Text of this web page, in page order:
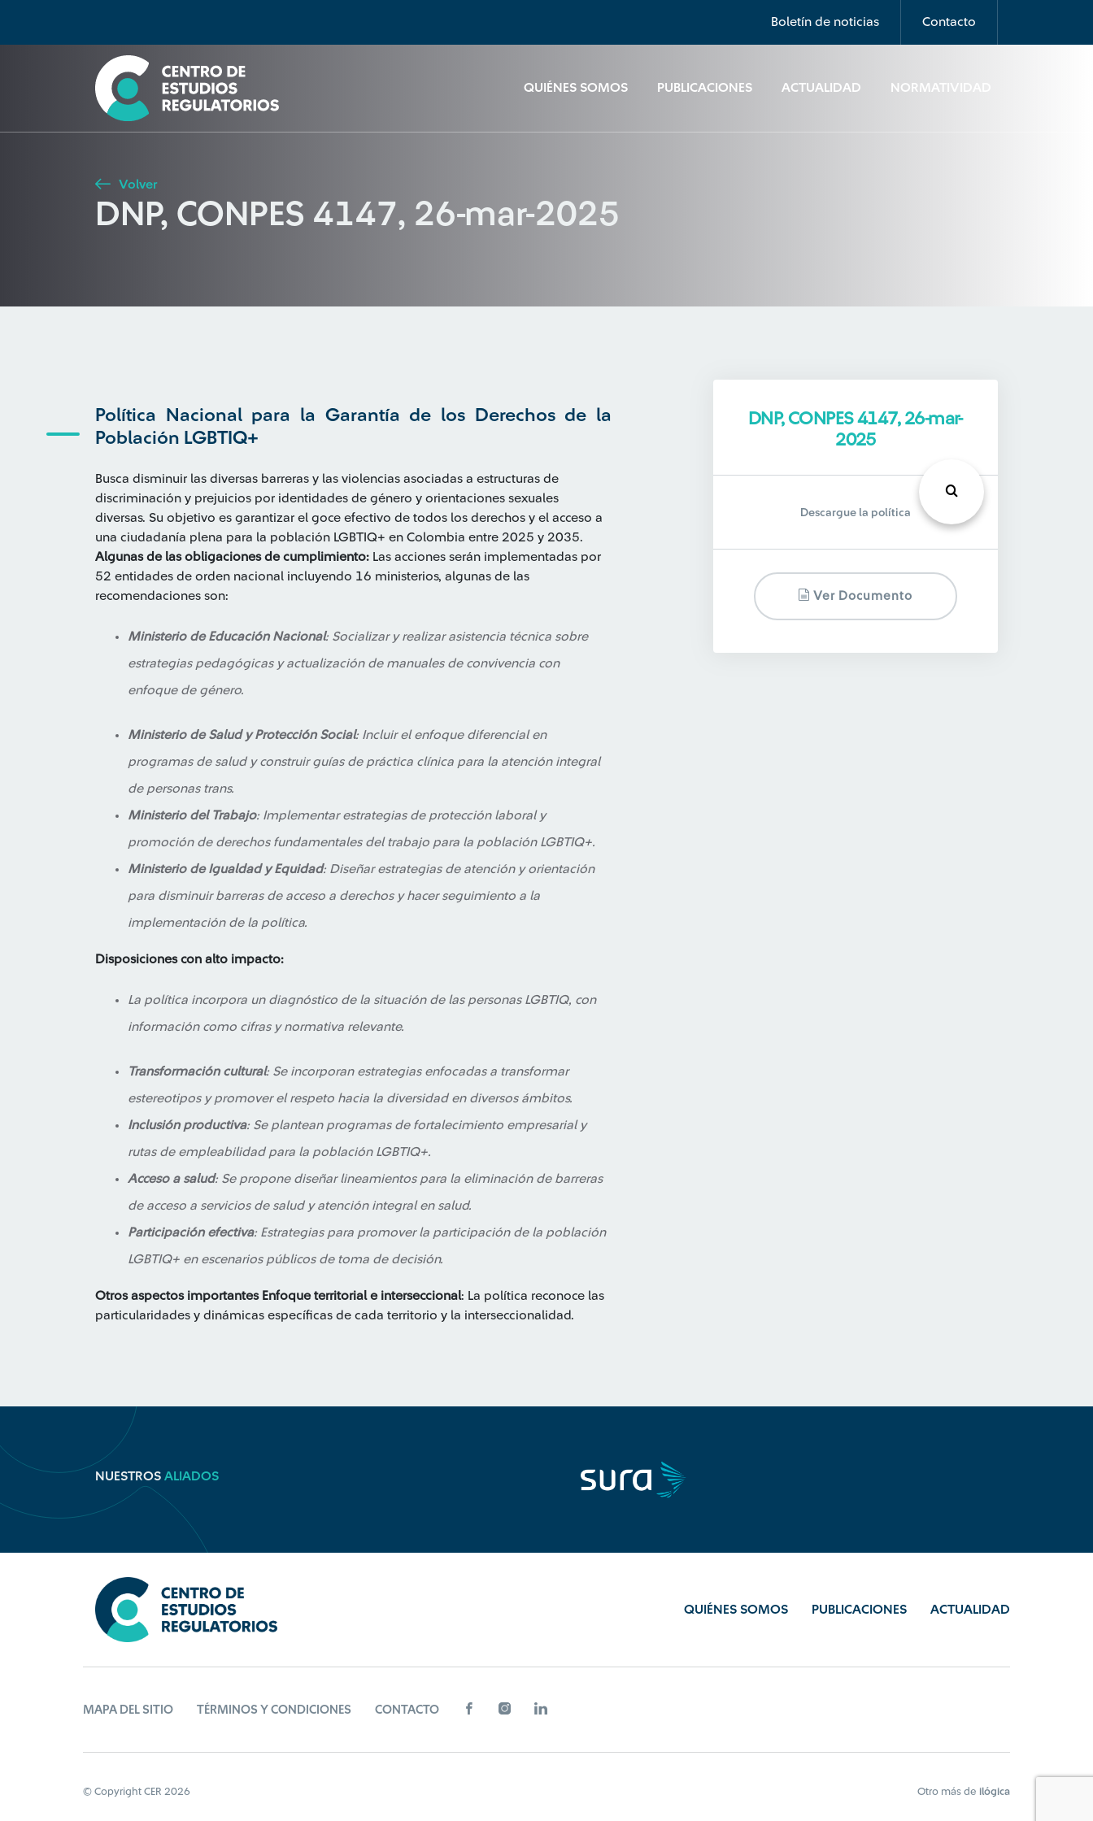
Boletín de noticias Contacto
QUIÉNES SOMOS PUBLICACIONES ACTUALIDAD NORMATIVIDAD
Seleccione país
Buscar
Volver
DNP, CONPES 4147, 26-mar-2025
Política Nacional para la Garantía de los Derechos de la
Población LGBTIQ+
Busca disminuir las diversas barreras y las violencias asociadas a estructuras de
discriminación y prejuicios por identidades de género y orientaciones sexuales
diversas. Su objetivo es garantizar el goce efectivo de todos los derechos y el acceso a
una ciudadanía plena para la población LGBTIQ+ en Colombia entre 2025 y 2035.
Algunas de las obligaciones de cumplimiento: Las acciones serán implementadas por
52 entidades de orden nacional incluyendo 16 ministerios, algunas de las
recomendaciones son:
Ministerio de Educación Nacional: Socializar y realizar asistencia técnica sobre
estrategias pedagógicas y actualización de manuales de convivencia con
enfoque de género.
Ministerio de Salud y Protección Social: Incluir el enfoque diferencial en
programas de salud y construir guías de práctica clínica para la atención integral
de personas trans.
Ministerio del Trabajo: Implementar estrategias de protección laboral y
promoción de derechos fundamentales del trabajo para la población LGBTIQ+.
Ministerio de Igualdad y Equidad: Diseñar estrategias de atención y orientación
para disminuir barreras de acceso a derechos y hacer seguimiento a la
implementación de la política.
Disposiciones con alto impacto:
La política incorpora un diagnóstico de la situación de las personas LGBTIQ, con
información como cifras y normativa relevante.
Transformación cultural: Se incorporan estrategias enfocadas a transformar
estereotipos y promover el respeto hacia la diversidad en diversos ámbitos.
Inclusión productiva: Se plantean programas de fortalecimiento empresarial y
rutas de empleabilidad para la población LGBTIQ+.
Acceso a salud: Se propone diseñar lineamientos para la eliminación de barreras
de acceso a servicios de salud y atención integral en salud.
Participación efectiva: Estrategias para promover la participación de la población
LGBTIQ+ en escenarios públicos de toma de decisión.
Otros aspectos importantes Enfoque territorial e interseccional: La política reconoce las
particularidades y dinámicas específicas de cada territorio y la interseccionalidad.
DNP, CONPES 4147, 26-mar-
2025
Descargue la política
Ver Documento
NUESTROS ALIADOS
QUIÉNES SOMOS PUBLICACIONES ACTUALIDAD
MAPA DEL SITIO TÉRMINOS Y CONDICIONES CONTACTO
© Copyright CER 2026 Otro más de ilógica